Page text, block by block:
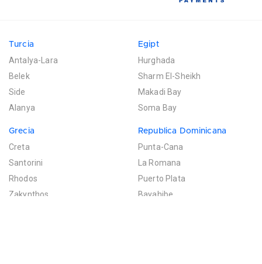
Turcia
Antalya-Lara
Belek
Side
Alanya
Egipt
Hurghada
Sharm El-Sheikh
Makadi Bay
Soma Bay
Grecia
Creta
Santorini
Rhodos
Zakynthos
Republica Dominicana
Punta-Cana
La Romana
Puerto Plata
Bayahibe